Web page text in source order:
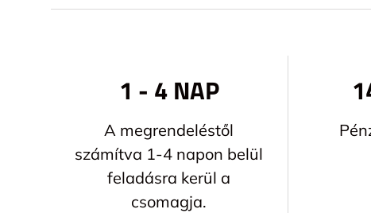
1 - 4 NAP
A megrendeléstől
számítva 1-4 napon belül
feladásra kerül a
csomagja.